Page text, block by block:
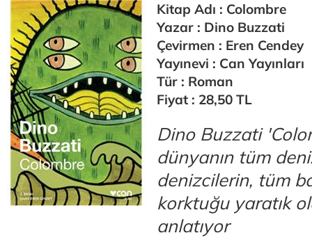
Kitap Adı : Colombre
Yazar : Dino Buzzati
Çevirmen : Eren Cendey
Yayınevi : Can Yayınları
Tür : Roman
Fiyat : 28,50 TL
Dino Buzzati
dünyanın tüm
denizcilerin, tüm
korktuğu yaratık
anlatıyor